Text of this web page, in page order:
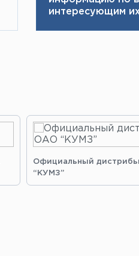
интересующим
Официальный
“КУМЗ”